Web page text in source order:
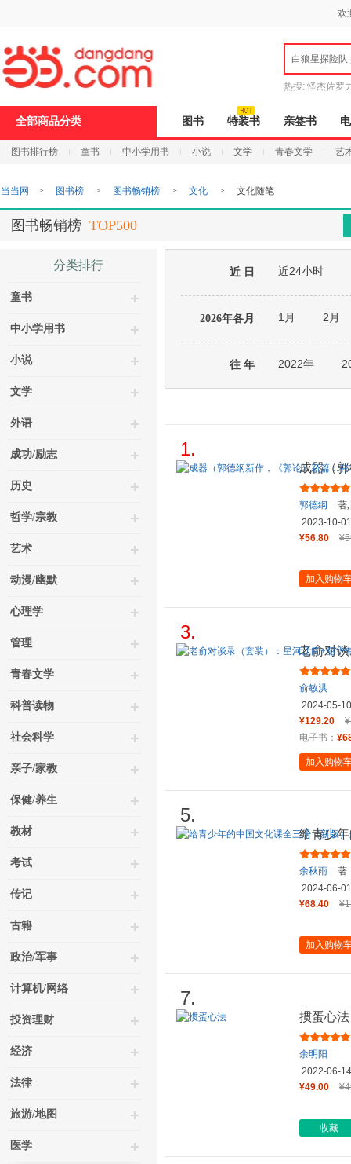
欢
白狼星探险队
热搜: 怪杰佐罗
全部商品分类 图书 特装书 亲签书
图书排行榜 童书 中小学用书 小说 文学 青春文学 艺
打
开
无
障
页
加
当当网 > 图书榜 > 图书畅销榜 > 文化 > 文化随笔
图书畅销榜 TOP500
分类排行
童书
中小学用书
小说
文学
外语
成功/励志
历史
哲学/宗教
艺术
动漫/幽默
心理学
管理
青春文学
科普读物
社会科学
亲子/家教
保健/养生
教材
考试
传记
古籍
政治/军事
计算机/网络
投资理财
经济
法律
旅游/地图
医学
近 日 近24小时
2026年各月 1月 2月
往 年 2022年
1.
成器（
事，顾
郭德纲 著,
2023-10-01
¥56.80
加入购物
3.
老俞对
30场高
俞敏洪
2024-05-10
¥129.20
电子书：
加入购物
5.
给青少
当尊享
余秋雨
著
2024-06-01
¥68.40
加入购物
7.
掼蛋心法
余明阳
2022-06-14
¥49.00
收藏